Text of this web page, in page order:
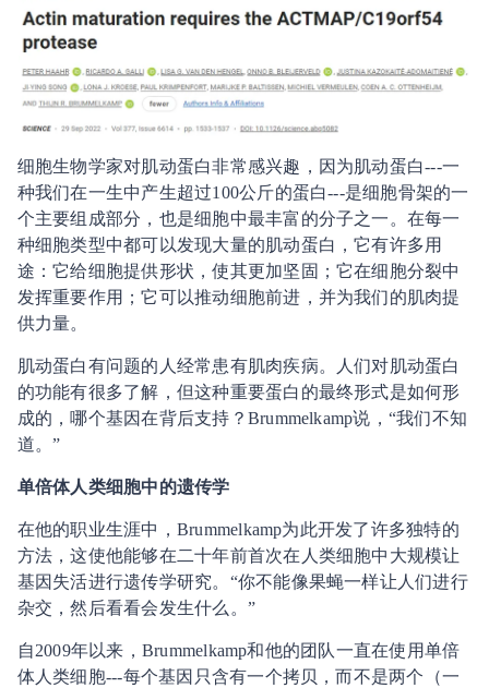
细胞生物学家对肌动蛋白非常感兴趣，因为肌动蛋白---一
种我们在一生中产生超过100公斤的蛋白---是细胞骨架的一
个主要组成部分，也是细胞中最丰富的分子之一。在每一
种细胞类型中都可以发现大量的肌动蛋白，它有许多用
途：它给细胞提供形状，使其更加坚固；它在细胞分裂中
发挥重要作用；它可以推动细胞前进，并为我们的肌肉提
供力量。
肌动蛋白有问题的人经常患有肌肉疾病。人们对肌动蛋白
的功能有很多了解，但这种重要蛋白的最终形式是如何形
成的，哪个基因在背后支持？Brummelkamp说，“我们不知
道。”
单倍体人类细胞中的遗传学
在他的职业生涯中，Brummelkamp为此开发了许多独特的
方法，这使他能够在二十年前首次在人类细胞中大规模让
基因失活进行遗传学研究。“你不能像果蝇一样让人们进行
杂交，然后看看会发生什么。”
自2009年以来，Brummelkamp和他的团队一直在使用单倍
体人类细胞---每个基因只含有一个拷贝，而不是两个（一